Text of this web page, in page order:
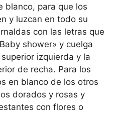
blanco, para que los
y luzcan en todo su
con las letras que
shower» y cuelga
izquierda y la
de recha. Para los
en blanco de los otros
dorados y rosas y
con flores o